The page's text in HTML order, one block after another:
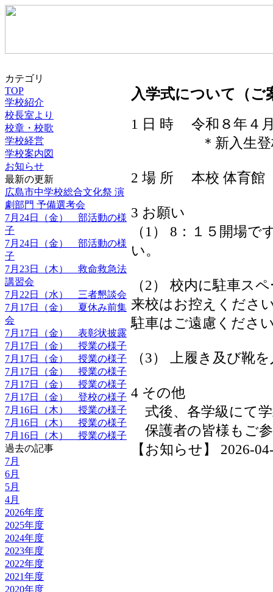
カテゴリ
TOP
学校紹介
校長室より
校章・校歌
学校経営
学校案内図
お知らせ
最新の更新
広島市中学校総合文化祭 演
劇部門 予備選考会
7月24日（金） 部活動の様
子
7月24日（金） 部活動の様
子
7月23日（木） 救命救急法
講習会
7月22日（水） 三者懇談会
7月17日（金） 夏休み前集
会
7月17日（金） 表彰状披露
7月17日（金） 授業の様子
7月17日（金） 授業の様子
7月17日（金） 授業の様子
7月17日（金） 授業の様子
7月17日（金） 登校の様子
7月16日（木） 授業の様子
7月16日（木） 授業の様子
7月16日（木） 授業の様子
過去の記事
7月
6月
5月
4月
2026年度
2025年度
2024年度
2023年度
2022年度
2021年度
2020年度
入学式について（ご
1 日 時 令和８年４
＊新入生登校
2 場 所 本校 体育館
3 お願い
（1） 8：１５開場
い。
（2） 校内に駐車ス
来校はお控えくださ
駐車はご遠慮くださ
（3） 上履き及び靴
4 その他
式後、各学級にて
保護者の皆様もご
【お知らせ】 2026-